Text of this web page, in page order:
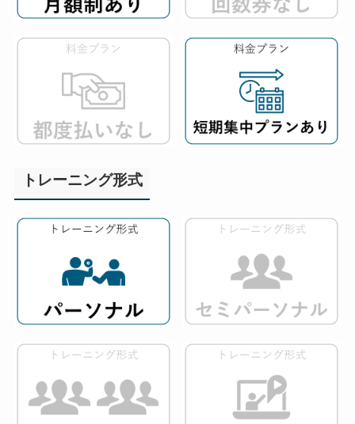
トレーニング形式